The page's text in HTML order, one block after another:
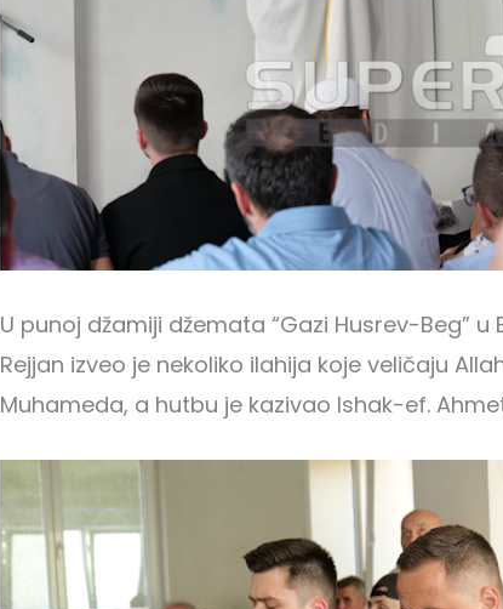
U punoj džamiji džemata “Gazi Husrev-Beg” u
Rejjan izveo je nekoliko ilahija koje veličaju
Muhameda, a hutbu je kazivao Ishak-ef.